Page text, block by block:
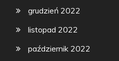
grudzień 2022
listopad 2022
październik 2022